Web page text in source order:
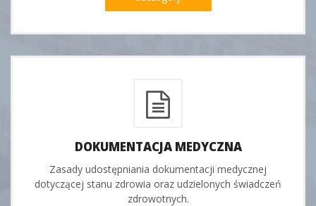
DOKUMENTACJA MEDYCZNA
Zasady udostępniania dokumentacji medycznej
dotyczącej stanu zdrowia oraz udzielonych świadczeń
zdrowotnych.